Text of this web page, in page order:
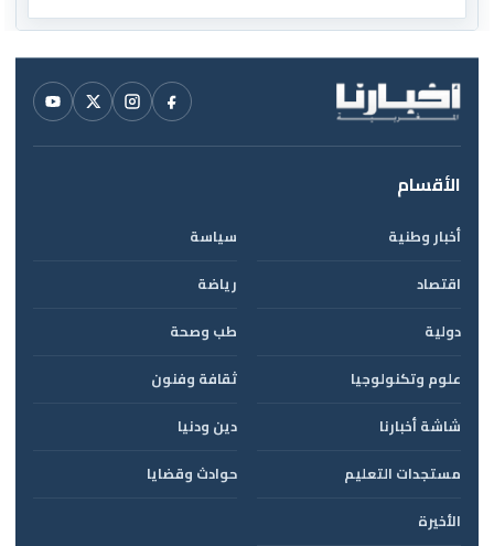
الأقسام
أخبار وطنية
سياسة
اقتصاد
رياضة
دولية
طب وصحة
علوم وتكنولوجيا
ثقافة وفنون
شاشة أخبارنا
دين ودنيا
مستجدات التعليم
حوادث وقضايا
الأخيرة